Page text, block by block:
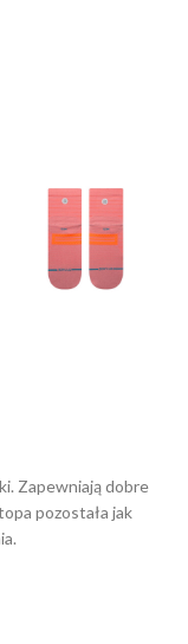
Zapewniają dobre
pozostała jak